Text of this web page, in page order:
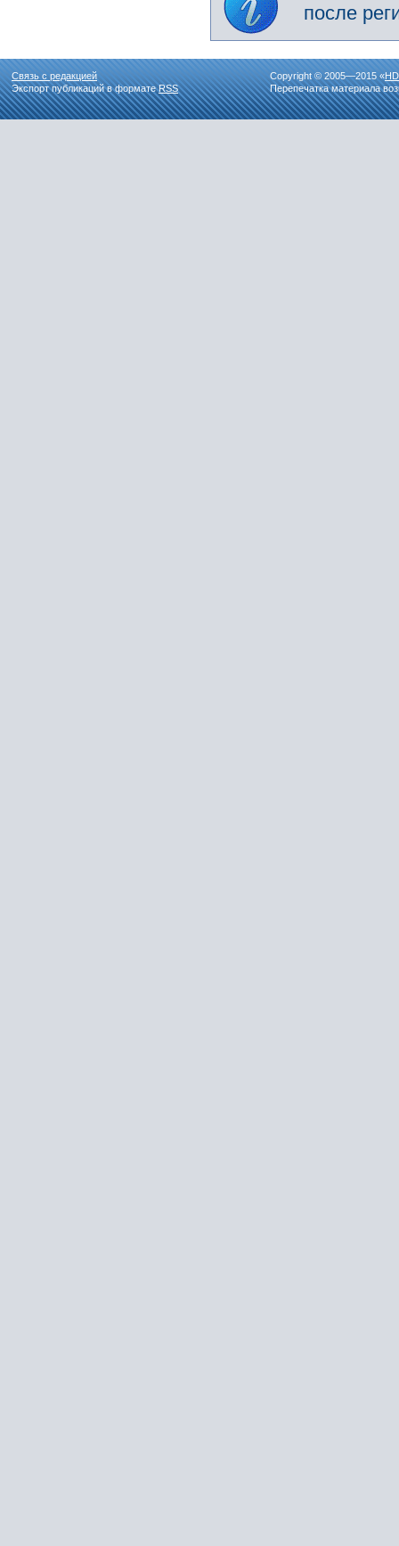
после
Связь с редакцией
Экспорт публикаций в форматеRSS
Copyright © 2005—2015 «
Перепечатка материала